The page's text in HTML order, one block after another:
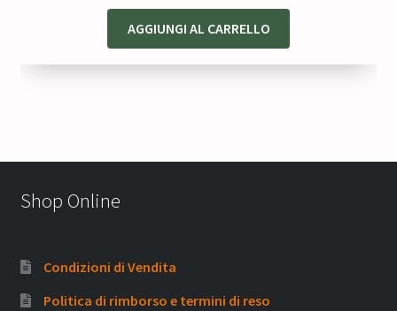
AGGIUNGI AL CARRELLO
Shop Online
Condizioni di Vendita
Politica di rimborso e termini di reso